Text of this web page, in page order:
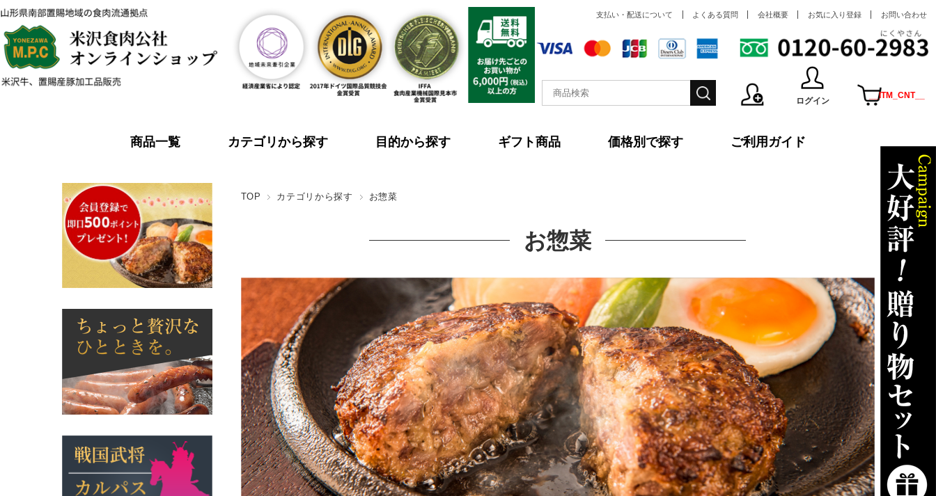
支払い・配送について よくある質問 会社概要 お気に入り登録 お問い合わせ
ログイン
__ITM_CNT__
ログアウト
商品一覧 カテゴリから探す 目的から探す ギフト商品 価格別で探す ご利用ガイド
TOP カテゴリから探す お惣菜
お惣菜